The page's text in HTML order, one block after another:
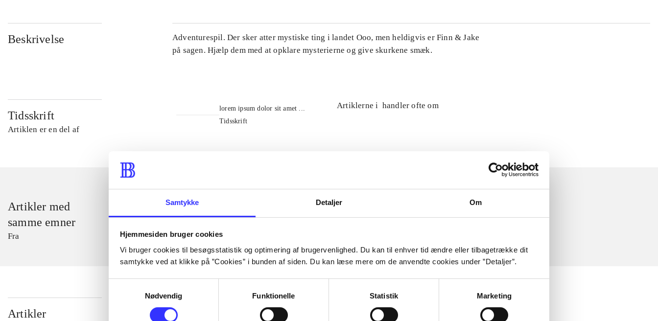
Samtykke Detaljer Om
Hjemmesiden bruger cookies
Vi bruger cookies til besøgsstatistik og optimering af brugervenlighed. Du kan til enhver tid ændre eller tilbagetrække dit
samtykke ved at klikke på ”Cookies” i bunden af siden. Du kan læse mere om de anvendte cookies under ”Detaljer”.
Nødvendig
Funktionelle Statistik Marketing
Beskrivelse
Adventurespil. Der sker atter mystiske ting i landet Ooo, men heldigvis er Finn & Jake
på sagen. Hjælp dem med at opklare mysterierne og give skurkene smæk.
Tidsskrift
Artiklen er en del af
lorem ipsum dolor sit amet ...
Tidsskrift
Artiklerne i handler ofte om
Artikler med
samme emner
Fra
Artikler
...